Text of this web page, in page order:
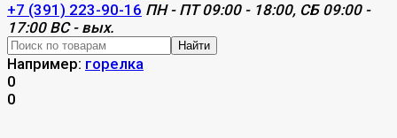
+7 (391) 223-90-16 ПН - ПТ 09:00 - 18:00, СБ 09:00 -
17:00 ВС - вых.
Найти
Например: горелка
0
0